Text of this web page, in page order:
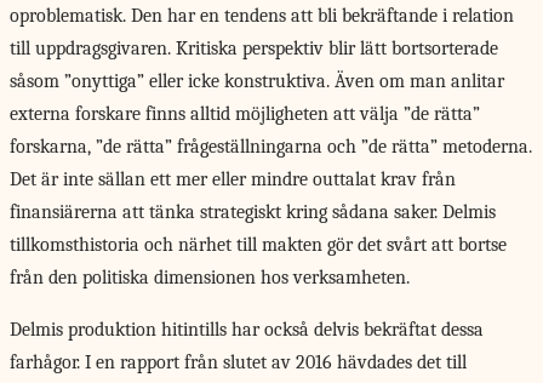
oproblematisk. Den har en tendens att bli bekräftande i relation
till uppdragsgivaren. Kritiska perspektiv blir lätt bortsorterade
såsom ”onyttiga” eller icke konstruktiva. Även om man anlitar
externa forskare finns alltid möjligheten att välja ”de rätta”
forskarna, ”de rätta” frågeställningarna och ”de rätta” metoderna.
Det är inte sällan ett mer eller mindre outtalat krav från
finansiärerna att tänka strategiskt kring sådana saker. Delmis
tillkomsthistoria och närhet till makten gör det svårt att bortse
från den politiska dimensionen hos verksamheten.
Delmis produktion hitintills har också delvis bekräftat dessa
farhågor. I en rapport från slutet av 2016 hävdades det till